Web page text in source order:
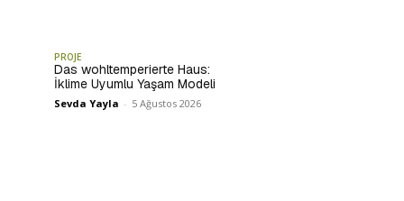
PROJE
Das wohltemperierte Haus:
İklime Uyumlu Yaşam Modeli
Sevda Yayla - 5 Ağustos 2026